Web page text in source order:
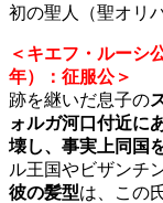
初の聖人（聖オリ
＜キエフ・ルーシ
年）：征服公＞
跡を継いだ息子の
ォルガ河口付近に
壊し、事実上同国
ル王国やビザンチ
彼の髪型は、この